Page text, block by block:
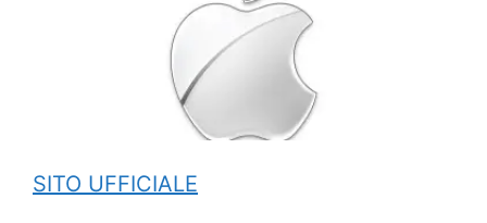
SITO UFFICIALE